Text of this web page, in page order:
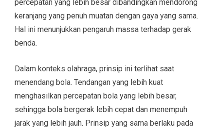
percepatan yang lebih besar dibandingkan mendorong
keranjang yang penuh muatan dengan gaya yang sama.
Hal ini menunjukkan pengaruh massa terhadap gerak
benda.
Dalam konteks olahraga, prinsip ini terlihat saat
menendang bola. Tendangan yang lebih kuat
menghasilkan percepatan bola yang lebih besar,
sehingga bola bergerak lebih cepat dan menempuh
jarak yang lebih jauh. Prinsip yang sama berlaku pada